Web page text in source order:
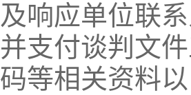
及响应单位联
并支付谈判文
码等相关资料